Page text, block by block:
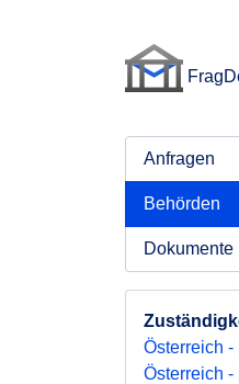
Anfragen
Behörden
Dokumente
Österreich -
Österreich